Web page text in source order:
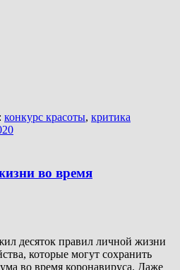
конкурс красоты, критика
во время
десяток правил личной жизни
которые могут сохранить
во время коронавируса. Даже